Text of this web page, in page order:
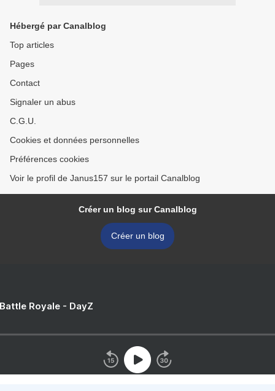
Hébergé par Canalblog
Top articles
Pages
Contact
Signaler un abus
C.G.U.
Cookies et données personnelles
Préférences cookies
Voir le profil de Janus157 sur le portail Canalblog
Créer un blog sur Canalblog
Créer un blog
Royale - DayZ